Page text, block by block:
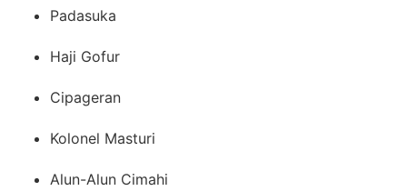
Padasuka
Haji Gofur
Cipageran
Kolonel Masturi
Alun-Alun Cimahi